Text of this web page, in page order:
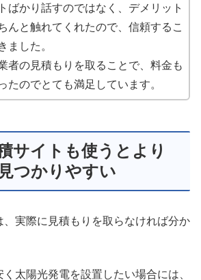
ばかり話すのではなく、デメリット
んと触れてくれたので、信頼するこ
ました。
者の見積もりを取ることで、料金も
たのでとても満足しています。
サイトも使うとより
つかりやすい
、実際に見積もりを取らなければ分か
太陽光発電を設置したい場合には、